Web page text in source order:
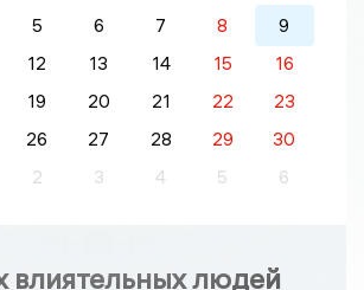
5 6 7 8
9
12 13 14 15
16
19 20 21 22
23
26 27 28 29
30
2 3 4 5 6
влиятельных людей